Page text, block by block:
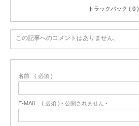
トラックバック ( 0 )
この記事へのコメントはありません。
名前 ( 必須 )
E-MAIL ( 必須 ) - 公開されません -